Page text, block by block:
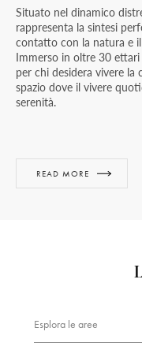
Situato nel dinamico
rappresenta la sintesi
contatto con la natura e
Immerso in oltre 30
per chi desidera vivere la
spazio dove il vivere
serenità.
READ MORE
Esplora le aree